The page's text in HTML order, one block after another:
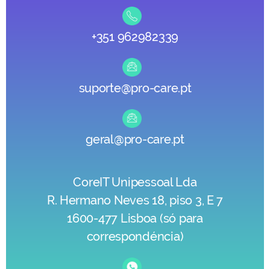
+351 962982339
suporte@pro-care.pt
geral@pro-care.pt
CoreIT Unipessoal Lda
R. Hermano Neves 18, piso 3, E 7
1600-477 Lisboa (só para
correspondéncia)